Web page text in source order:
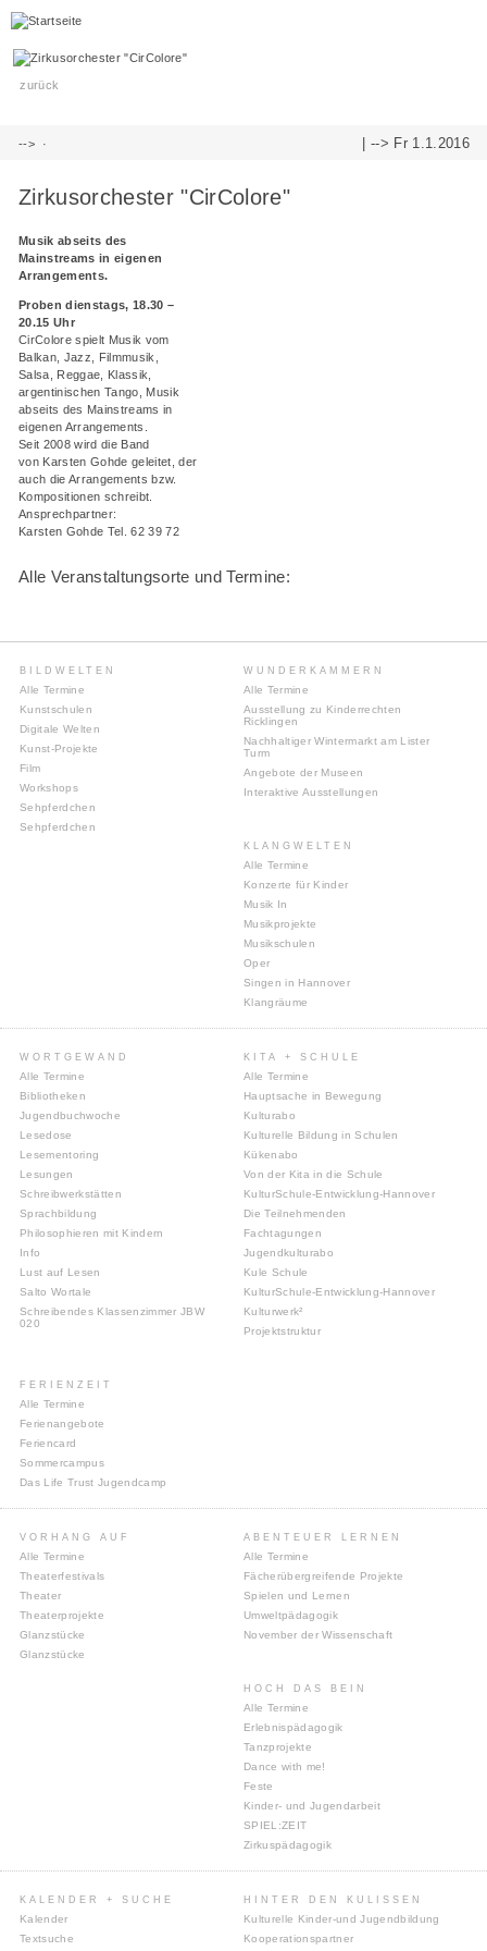
zurück
--> · | --> Fr 1.1.2016
Zirkusorchester "CirColore"
Musik abseits des
Mainstreams in eigenen
Arrangements.
Proben dienstags, 18.30 –
20.15 Uhr
CirColore spielt Musik vom
Balkan, Jazz, Filmmusik,
Salsa, Reggae, Klassik,
argentinischen Tango, Musik
abseits des Mainstreams in
eigenen Arrangements.
Seit 2008 wird die Band
von Karsten Gohde geleitet, der
auch die Arrangements bzw.
Kompositionen schreibt.
Ansprechpartner:
Karsten Gohde Tel. 62 39 72
Alle Veranstaltungsorte und Termine:
BILDWELTEN
Alle Termine
Kunstschulen
Digitale Welten
Kunst-Projekte
Film
Workshops
Sehpferdchen
Sehpferdchen
WUNDERKAMMERN
Alle Termine
Ausstellung zu Kinderrechten
Ricklingen
Nachhaltiger Wintermarkt am Lister
Turm
Angebote der Museen
Interaktive Ausstellungen
KLANGWELTEN
Alle Termine
Konzerte für Kinder
Musik In
Musikprojekte
Musikschulen
Oper
Singen in Hannover
Klangräume
WORTGEWAND
Alle Termine
Bibliotheken
Jugendbuchwoche
Lesedose
Lesementoring
Lesungen
Schreibwerkstätten
Sprachbildung
Philosophieren mit Kindern
Info
Lust auf Lesen
Salto Wortale
Schreibendes Klassenzimmer JBW
020
KITA + SCHULE
Alle Termine
Hauptsache in Bewegung
Kulturabo
Kulturelle Bildung in Schulen
Kükenabo
Von der Kita in die Schule
KulturSchule-Entwicklung-Hannover
Die Teilnehmenden
Fachtagungen
Jugendkulturabo
Kule Schule
KulturSchule-Entwicklung-Hannover
Kulturwerk²
Projektstruktur
FERIENZEIT
Alle Termine
Ferienangebote
Feriencard
Sommercampus
Das Life Trust Jugendcamp
VORHANG AUF
Alle Termine
Theaterfestivals
Theater
Theaterprojekte
Glanzstücke
Glanzstücke
ABENTEUER LERNEN
Alle Termine
Fächerübergreifende Projekte
Spielen und Lernen
Umweltpädagogik
November der Wissenschaft
HOCH DAS BEIN
Alle Termine
Erlebnispädagogik
Tanzprojekte
Dance with me!
Feste
Kinder- und Jugendarbeit
SPIEL:ZEIT
Zirkuspädagogik
KALENDER + SUCHE
Kalender
Textsuche
HINTER DEN KULISSEN
Kulturelle Kinder-und Jugendbildung
Kooperationspartner